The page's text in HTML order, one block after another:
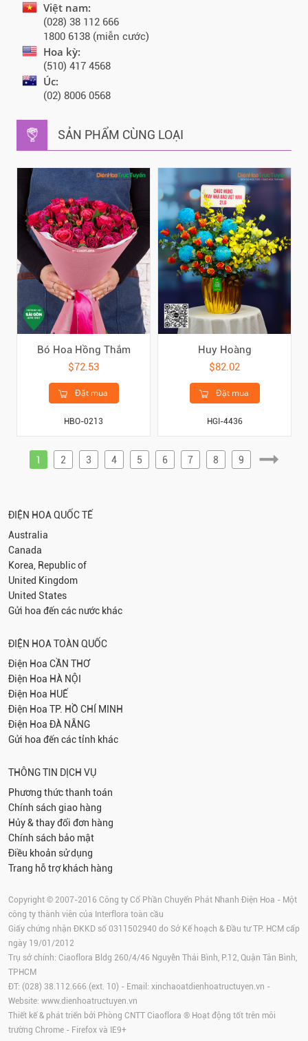
Việt nam:
(028) 38 112 666
1800 6138 (miễn cước)
Hoa kỳ:
(510) 417 4568
Úc:
(02) 8006 0568
SẢN PHẨM CÙNG LOẠI
Bó Hoa Hồng Thắm
$72.53
Đặt mua
HBO-0213
Huy Hoàng
$82.02
Đặt mua
HGI-4436
1 2 3 4 5 6 7 8 9
ĐIỆN HOA QUỐC TẾ
Australia
Canada
Korea, Republic of
United Kingdom
United States
Gửi hoa đến các nước khác
ĐIỆN HOA TOÀN QUỐC
Điện Hoa CẦN THƠ
Điện Hoa HÀ NỘI
Điện Hoa HUẾ
Điện Hoa TP. HỒ CHÍ MINH
Điện Hoa ĐÀ NẴNG
Gửi hoa đến các tỉnh khác
THÔNG TIN DỊCH VỤ
Phương thức thanh toán
Chính sách giao hàng
Hủy & thay đổi đơn hàng
Chính sách bảo mật
Điều khoản sử dụng
Trang hỗ trợ khách hàng
Copyright © 2007-2016 Công ty Cổ Phần Chuyển Phát Nhanh Điện Hoa - Một
công ty thành viên của Interflora toàn cầu
Giấy chứng nhận ĐKKD số 0311502940 do Sở Kế hoạch & Đầu tư TP. HCM cấp
ngày 19/01/2012
Trụ sở chính: Ciaoflora Bldg 260/4/46 Nguyễn Thái Bình, P.12, Quận Tân Bình,
TPHCM
ĐT: (028) 38.112.666 (ext. 10) - Email: xinchaoatdienhoatructuyen.vn -
Website: www.dienhoatructuyen.vn
Thiết kế & phát triển bởi Phòng CNTT Ciaoflora ® Hoạt động tốt trên môi
trường Chrome - Firefox và IE9+